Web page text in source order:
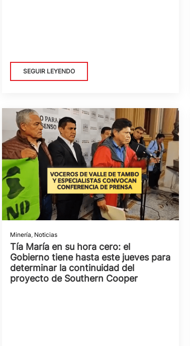
SEGUIR LEYENDO
Minería, Noticias
Tía María en su hora cero: el
Gobierno tiene hasta este jueves para
determinar la continuidad del
proyecto de Southern Cooper